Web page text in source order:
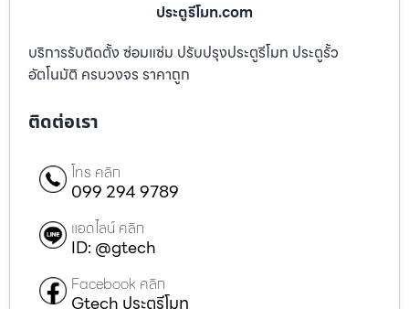
ประตูรีโมท.com
บริการรับติดตั้ง ซ่อมแซ่ม ปรับปรุงประตูรีโมท ประตูรั้ว
อัตโนมัติ ครบวงจร ราคาถูก
ติดต่อเรา
โทร คลิก
099 294 9789
แอดไลน์ คลิก
ID: @gtech
Facebook คลิก
Gtech ประตูรีโมท